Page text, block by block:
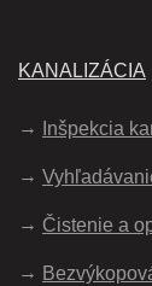
KANALIZÁCIA
Inšpekcia
Čistenie a